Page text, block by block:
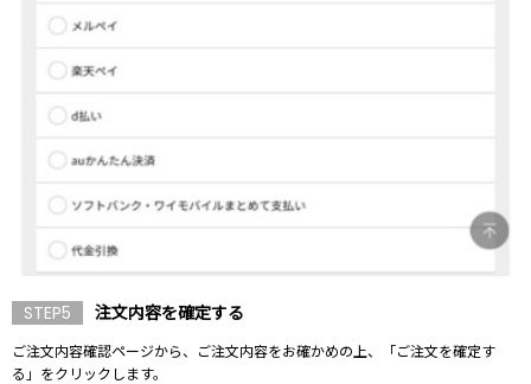
STEP5 注文内容を確定する
ご注文内容確認ページから、ご注文内容をお確かめの上、「ご注文を確定す
る」をクリックします。